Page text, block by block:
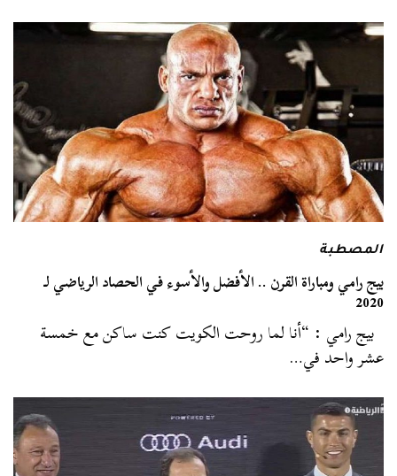
المصطبة
بيج رامي ومباراة القرن .. الأفضل والأسوء في الحصاد الرياضي لـ
2020
بيج رامي : “أنا لما روحت الكويت كنت ساكن مع خمسة
عشر واحد في…